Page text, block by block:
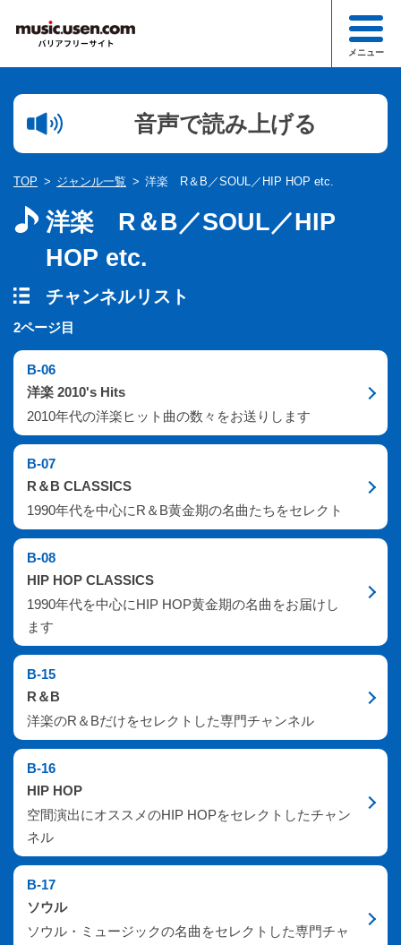
メニュー
検索
1文字以下での検索はできません。
ジャンル一覧
お知らせ一覧
音声で読み上げる
TOP ジャンル一覧 洋楽 R＆B／SOUL／HIP HOP etc.
洋楽 R＆B／SOUL／HIP
HOP etc.
チャンネルリスト
2ページ目
B-06
洋楽 2010's Hits
2010年代の洋楽ヒット曲の数々をお送りします
B-07
R＆B CLASSICS
1990年代を中心にR＆B黄金期の名曲たちをセレクト
B-08
HIP HOP CLASSICS
1990年代を中心にHIP HOP黄金期の名曲をお届けし
ます
B-15
R＆B
洋楽のR＆Bだけをセレクトした専門チャンネル
B-16
HIP HOP
空間演出にオススメのHIP HOPをセレクトしたチャン
ネル
B-17
ソウル
ソウル・ミュージックの名曲をセレクトした専門チャ